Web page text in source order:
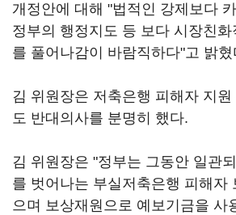
개정안에 대해 "법적인 강제보다
정부의 행정지도 등 보다 시장친화
를 풀어나감이 바람직하다"고 밝혔
김 위원장은 저축은행 피해자 지원
도 반대의사를 분명히 했다.
김 위원장은 "정부는 그동안 일관
를 벗어나는 부실저축은행 피해자
으며 보상재원으로 예보기금을 사